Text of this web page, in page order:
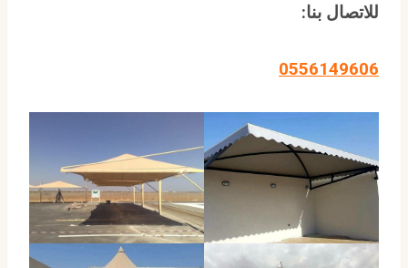
للاتصال بنا:
0556149606